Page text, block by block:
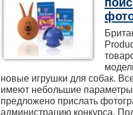
новые игрушки для собак.
имеют небольшие
предложено прислать
администрацию конкурса.